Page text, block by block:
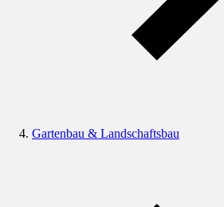
Gartenbau & Landschaftsbau